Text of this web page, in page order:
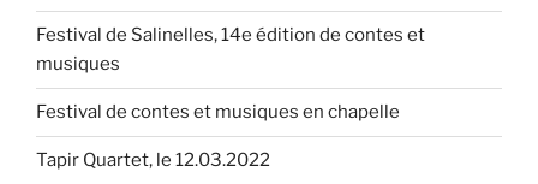
Festival de Salinelles, 14e édition de contes et
musiques
Festival de contes et musiques en chapelle
Tapir Quartet, le 12.03.2022